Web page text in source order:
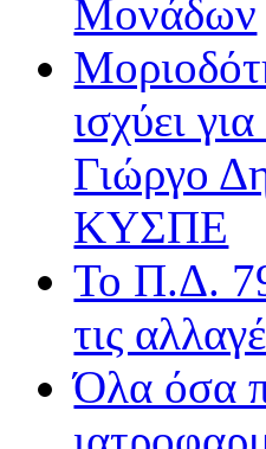
Δίφωνο
Δρόμος FM
Ε.ΡΑ. Δεύτερο
Ε.ΡΑ. Σπορ
Ε.ΡΑ. Τρίτο
Εν Λευκώ
Μινόρε FM
ΝΕΤ
Ράδιο Άστυ
Ρυθμός
Μονάδων
ισχύει
Γιώργο
ΚΥΣΠΕ
Το Π.Δ.
τις
Όλα όσα